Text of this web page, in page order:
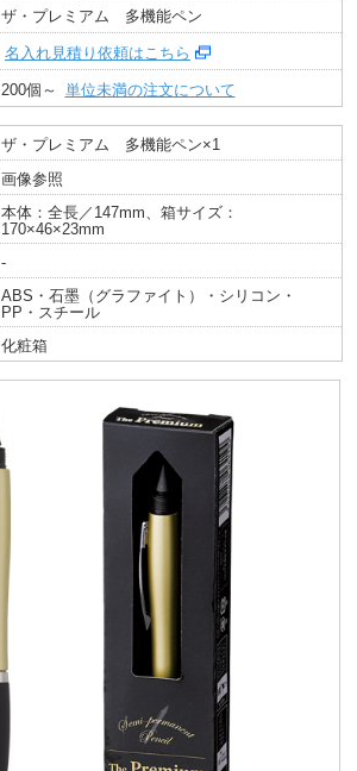
ザ・プレミアム 多機能ペン
名入れ見積り依頼はこちら
200個～ 単位未満の注文について
ザ・プレミアム 多機能ペン×1
画像参照
本体：全長／147mm、箱サイズ：
170×46×23mm
-
ABS・石墨（グラファイト）・シリコン・
PP・スチール
化粧箱